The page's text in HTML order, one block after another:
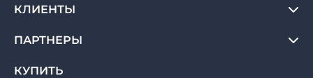
КЛИЕНТЫ
ПАРТНЕРЫ
КУПИТЬ